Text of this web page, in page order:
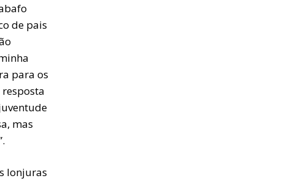
de pais
para os
resposta
mas
lonjuras